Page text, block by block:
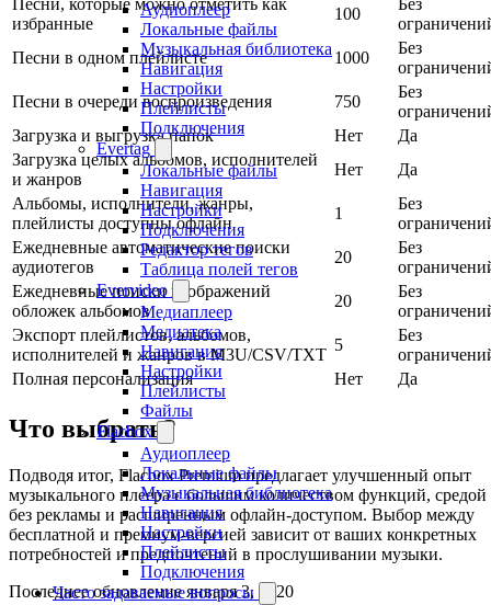
Аудиоплеер
Локальные файлы
Музыкальная библиотека
Навигация
Настройки
Плейлисты
Подключения
Evertag
Локальные файлы
Навигация
Настройки
Подключения
Редактор тегов
Таблица полей тегов
Evervideo
Медиаплеер
Медиатека
Навигация
Настройки
Плейлисты
Файлы
Flacbox
Аудиоплеер
Локальные файлы
Музыкальная библиотека
Навигация
Настройки
Плейлисты
Подключения
Часто задаваемые вопросы
Песни, которые можно отметить как
избранные
100
Без
Песни в одном плейлисте
1000
Без
Песни в очереди воспроизведения
750
Без
Загрузка и выгрузка папок
Нет
Да
Загрузка целых альбомов, исполнителей
и жанров
Нет
Да
Альбомы, исполнители, жанры,
плейлисты доступны офлайн
1
Без
Ежедневные автоматические поиски
аудиотегов
20
Без
Ежедневные поиски изображений
обложек альбомов
20
Без
Экспорт плейлистов, альбомов,
исполнителей и жанров в M3U/CSV/TXT
5
Без
Полная персонализация
Нет Да
Что выбрать?
Подводя итог, Flacbox Premium предлагает улучшенный опыт
музыкального плеера с большим количеством функций, средой
без рекламы и расширенным офлайн-доступом. Выбор между
бесплатной и премиум-версией зависит от ваших конкретных
потребностей и предпочтений в прослушивании музыки.
Последнее обновлениеянваря 3, 2020